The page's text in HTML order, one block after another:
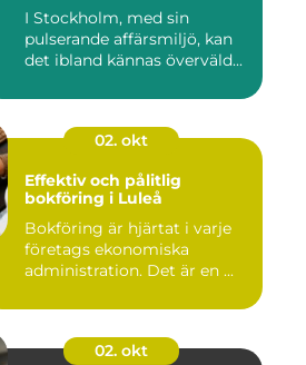
personlig service
I Stockholm, med sin
pulserande affärsmiljö, kan
det ibland kännas överväld...
02. okt
Effektiv och pålitlig
bokföring i Luleå
Bokföring är hjärtat i varje
företags ekonomiska
administration. Det är en ...
02. okt